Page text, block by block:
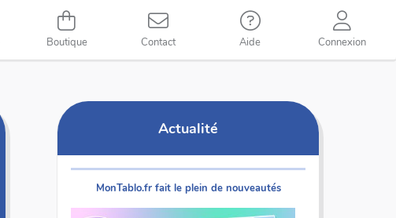
Boutique Contact Aide Connexion
Actualité
MonTablo.fr fait le plein de nouveautés